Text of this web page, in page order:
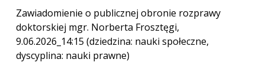
Zawiadomienie o publicznej obronie rozprawy
doktorskiej mgr. Norberta Frosztęgi,
9.06.2026_14:15 (dziedzina: nauki społeczne,
dyscyplina: nauki prawne)